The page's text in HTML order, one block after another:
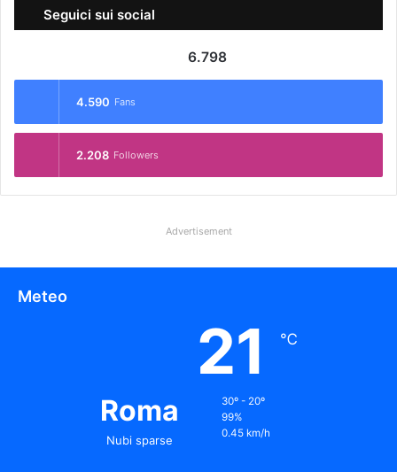
Seguici sui social
6.798
4.590 Fans
2.208 Followers
Advertisement
Meteo
Roma
Nubi sparse
21 ℃
30º - 20º
99%
0.45 km/h